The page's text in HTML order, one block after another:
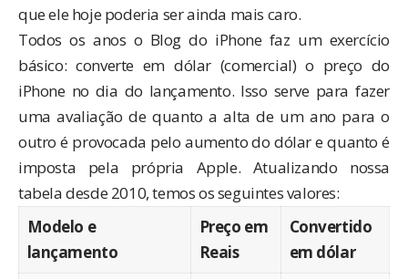
que ele hoje poderia ser ainda mais caro.
Todos os anos o Blog do iPhone faz um exercício
básico: converte em dólar (comercial) o preço do
iPhone no dia do lançamento. Isso serve para fazer
uma avaliação de quanto a alta de um ano para o
outro é provocada pelo aumento do dólar e quanto é
imposta pela própria Apple. Atualizando nossa
tabela desde 2010, temos os seguintes valores:
Modelo e
lançamento
Preço em
Reais
Convertido
em dólar